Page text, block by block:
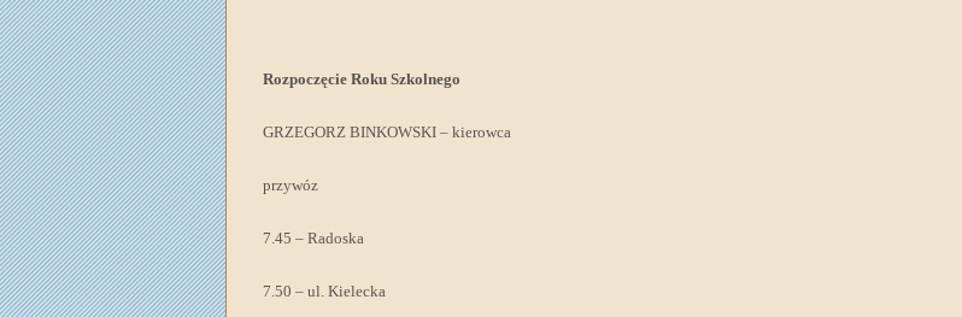
Rozpoczęcie Roku Szkolnego
GRZEGORZ BINKOWSKI – kierowca
przywóz
7.45 – Radoska
7.50 – ul. Kielecka